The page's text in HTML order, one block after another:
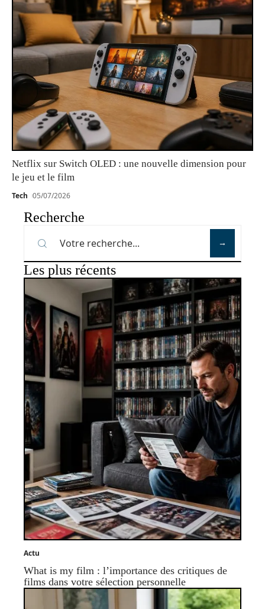
Netflix sur Switch OLED : une nouvelle dimension pour
le jeu et le film
Tech 05/07/2026
Recherche
Les plus récents
Actu
What is my film : l’importance des critiques de
films dans votre sélection personnelle